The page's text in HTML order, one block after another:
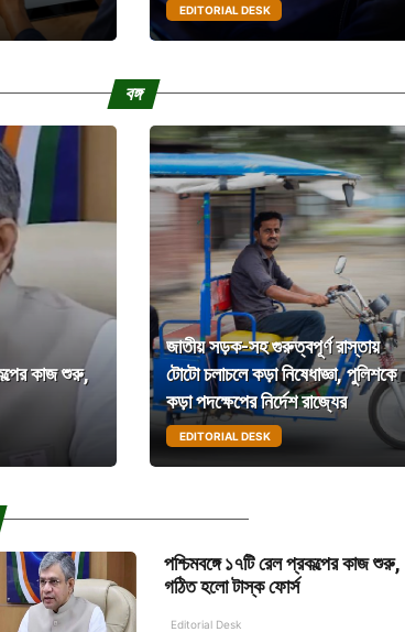
EDITORIAL DESK
বঙ্গ
কাজ শুরু,
জাতীয় সড়ক-সহ গুরুত্বপূর্ণ রাস্তায়
টোটো চলাচলে কড়া নিষেধাজ্ঞা, পুলিশকে
কড়া পদক্ষেপের নির্দেশ রাজ্যের
EDITORIAL DESK
পশ্চিমবঙ্গে ১৭টি রেল প্রকল্পের কাজ শুরু,
গঠিত হলো টাস্ক ফোর্স
Editorial Desk